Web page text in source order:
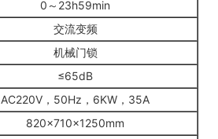
0～23h59min
交流变频
机械门锁
≤65dB
AC220V，50Hz，6KW，35A
820×710×1250mm